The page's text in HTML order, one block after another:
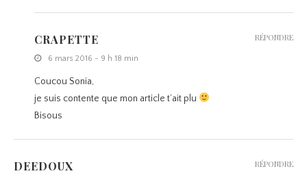
CRAPETTE
6 mars 2016 - 9 h 18 min
Coucou Sonia,
je suis contente que mon article t’ait plu
Bisous
RÉPONDRE
DEEDOUX RÉPONDRE